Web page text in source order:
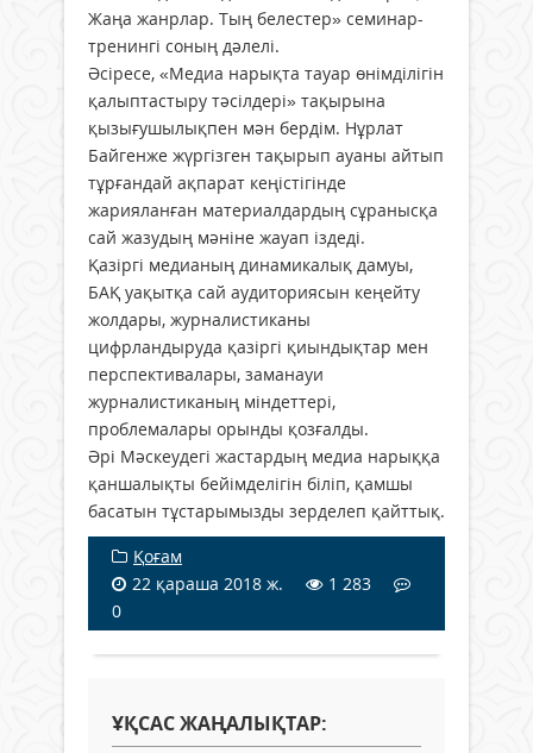
Жаңа жанрлар. Тың белестер» семинар-
тренингі соның дәлелі.
Әсіресе, «Медиа нарықта тауар өнімділігін
қалыптастыру тәсілдері» тақырына
қызығушылықпен мән бердім. Нұрлат
Байгенже жүргізген тақырып ауаны айтып
тұрғандай ақпарат кеңістігінде
жарияланған материалдардың сұранысқа
сай жазудың мәніне жауап іздеді.
Қазіргі медианың динамикалық дамуы,
БАҚ уақытқа сай аудиториясын кеңейту
жолдары, журналистиканы
цифрландыруда қазіргі қиындықтар мен
перспективалары, заманауи
журналистиканың міндеттері,
проблемалары орынды қозғалды.
Әрі Мәскеудегі жастардың медиа нарыққа
қаншалықты бейімделігін біліп, қамшы
басатын тұстарымызды зерделеп қайттық.
Қоғам
22 қараша 2018 ж.
1 283
0
ҰҚСАС ЖАҢАЛЫҚТАР: